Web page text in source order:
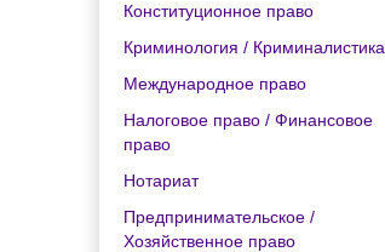
Конституционное право
Криминология / Криминалистика
Международное право
Налоговое право / Финансовое
право
Нотариат
Предпринимательское /
Хозяйственное право